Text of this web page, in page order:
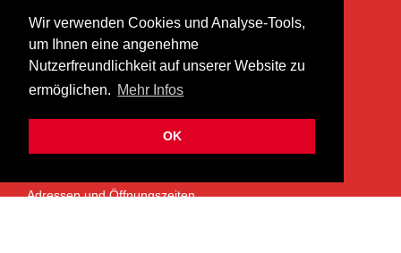
Wir verwenden Cookies und Analyse-Tools,
um Ihnen eine angenehme
Nutzerfreundlichkeit auf unserer Website zu
ermöglichen. Mehr Infos
OK
heer musik ag
Lättenstrasse 35
8952 Schlieren
info@heermusic.com
ÜBER UNS
Adressen und Öffnungszeiten